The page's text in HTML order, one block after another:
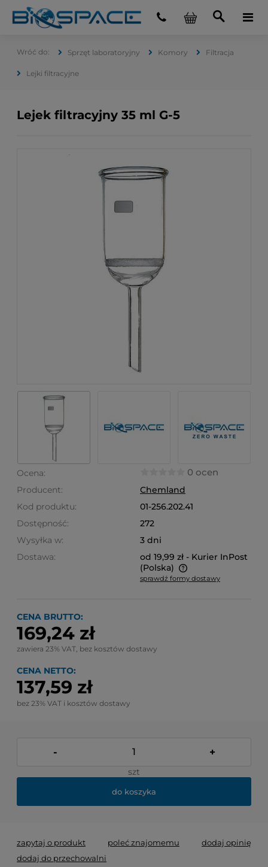
Sprzęt laboratoryjny Komory Filtracja
Lejki filtracyjne
Lejek filtracyjny 35 ml G-5
Ocena: 0 ocen
Producent:
Chemland
Kod produktu:
01-256.202.41
Dostępność:
272
Wysyłka w:
3 dni
Dostawa:
od 19,99 zł - Kurier InPost
(Polska)
Cena nie zawiera ewentualnych kosztów płatności
sprawdź formy dostawy
CENA BRUTTO:
169,24 zł
zawiera 23% VAT, bez kosztów dostawy
CENA NETTO:
137,59 zł
bez 23% VAT i kosztów dostawy
- +
szt
do koszyka
zapytaj o produkt poleć znajomemu
dodaj opinię
dodaj do przechowalni